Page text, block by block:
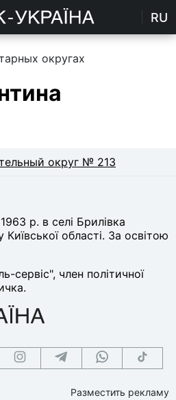
RU
округах
округ № 213
р. в селі Брилівка
області. За освітою
член політичної
Разместить рекламу